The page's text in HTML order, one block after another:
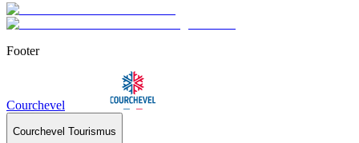
Footer
Courchevel
Courchevel Tourismus